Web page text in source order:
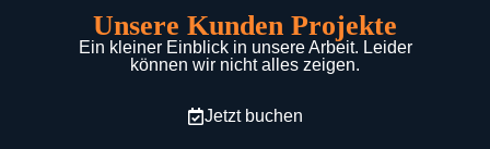
Unsere Kunden Projekte
Ein kleiner Einblick in unsere Arbeit. Leider
können wir nicht alles zeigen.
Jetzt buchen